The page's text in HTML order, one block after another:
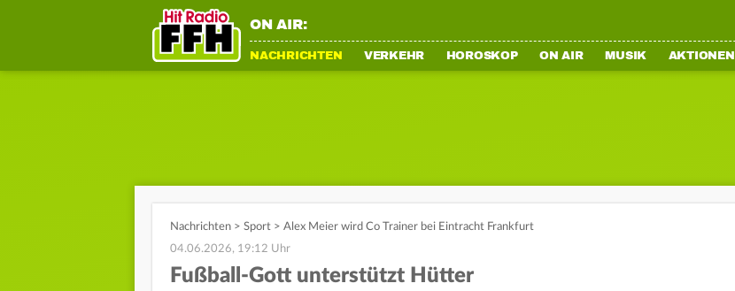
ON AIR:
NACHRICHTEN VERKEHR HOROSKOP ON AIR MUSIK AKTIONEN
Nachrichten > Sport > Alex Meier wird Co Trainer bei Eintracht Frankfurt
04.06.2026, 19:12 Uhr
Fußball-Gott unterstützt Hütter